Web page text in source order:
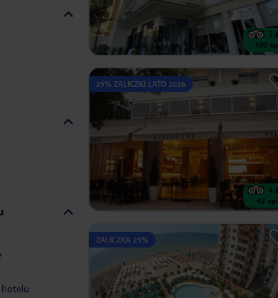
100
25% ZALICZKI LATO 2026
42
ZALICZKA 25%